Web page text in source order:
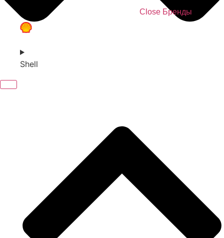
Close Бренды
Shell